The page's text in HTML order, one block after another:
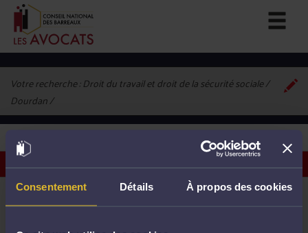
Consentement Détails À propos des cookies
Votre recherche :Droit du travail et droit de la sécurité sociale /
Dourdan
Voir les avocats sur une carte
ME CLOTILDE EFCHIN
1 Rue Balzac 91410 DOURDAN
Droit pénal